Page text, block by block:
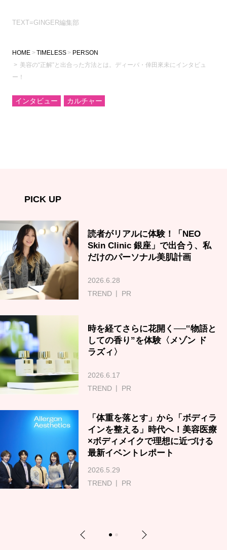
TEXT=GINGER編集部
HOME TIMELESS
PERSON
美容の“正解”と出合った方法とは。ディーバ・倖田來未にインタビュ
ー！
インタビュー カルチャー
PICK UP
読者がリアルに体験！「NEO
Skin Clinic 銀座」で出合う、私
だけのパーソナル美肌計画
2026.6.28
TREND
PR
時を経てさらに花開く──‟物語と
しての香り”を体験〈メゾン ド
ラズィ〉
2026.6.17
TREND
PR
「体重を落とす」から「ボディラ
インを整える」時代へ！美容医療
×ボディメイクで理想に近づける
最新イベントレポート
2026.5.29
TREND
PR
Previous 1 2 Next